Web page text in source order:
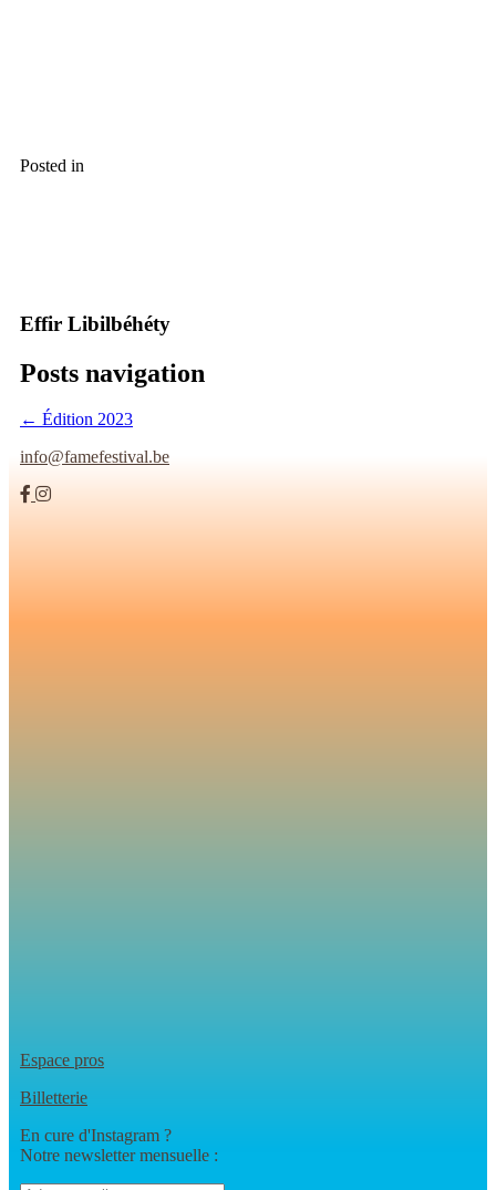
Posted in
Effir Libilbéhéty
Posts navigation
← Édition 2023
info@famefestival.be
Espace pros
Billetterie
En cure d'Instagram ?
Notre newsletter mensuelle :